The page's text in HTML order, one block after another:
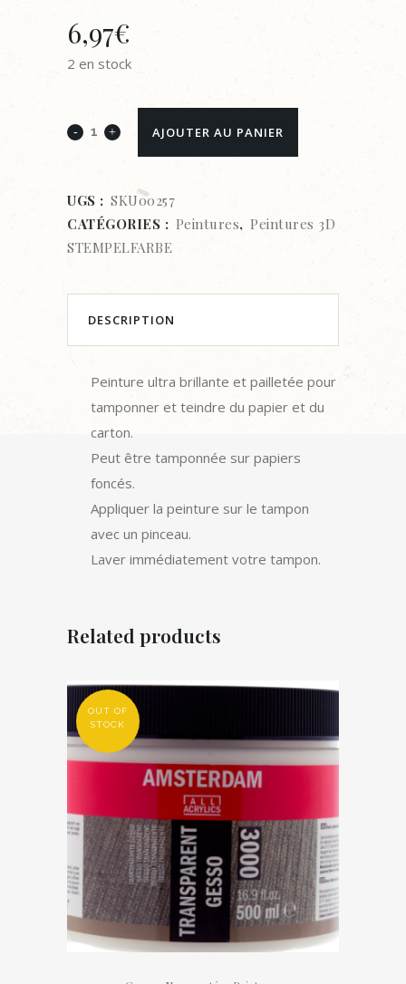
6,97€
2 en stock
PEINTURE
STEMPELFARBE
-
quantity
AJOUTER AU PANIER
UGS : SKU00257
CATÉGORIES : Peintures, Peintures 3D
STEMPELFARBE
DESCRIPTION
Peinture ultra brillante et pailletée pour
tamponner et teindre du papier et du
carton.
Peut être tamponnée sur papiers
foncés.
Appliquer la peinture sur le tampon
avec un pinceau.
Laver immédiatement votre tampon.
Related products
OUT OF
STOCK